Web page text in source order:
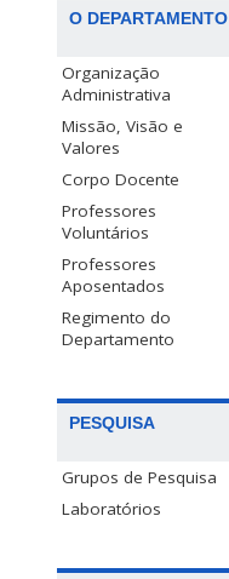
O DEPARTAMENTO
Organização
Administrativa
Missão, Visão e
Valores
Corpo Docente
Professores
Voluntários
Professores
Aposentados
Regimento do
Departamento
PESQUISA
Grupos de Pesquisa
Laboratórios